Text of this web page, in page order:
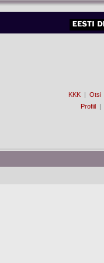
KKK | Otsi
Profiil |